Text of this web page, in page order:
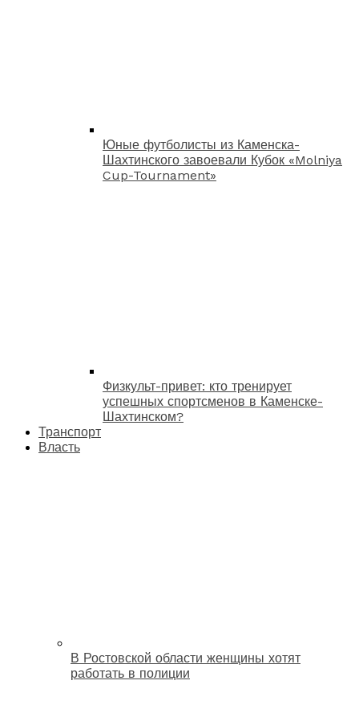
Юные футболисты из Каменска-
Шахтинского завоевали Кубок «Molniya
Cup-Tournament»
Физкульт-привет: кто тренирует
успешных спортсменов в Каменске-
Шахтинском?
Транспорт
Власть
В Ростовской области женщины хотят
работать в полиции